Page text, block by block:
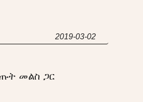
2019-03-02
መልስ ጋር